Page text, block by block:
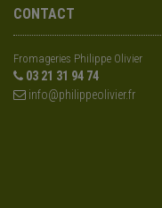
CONTACT
Fromageries Philippe Olivier
03 21 31 94 74
info@philippeolivier.fr